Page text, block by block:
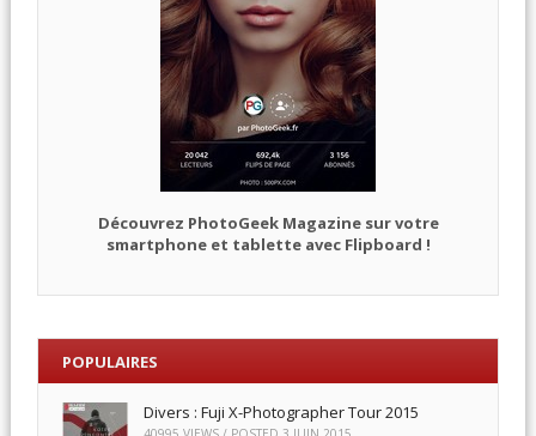
Découvrez PhotoGeek Magazine sur votre
smartphone et tablette avec Flipboard !
POPULAIRES
Divers : Fuji X-Photographer Tour 2015